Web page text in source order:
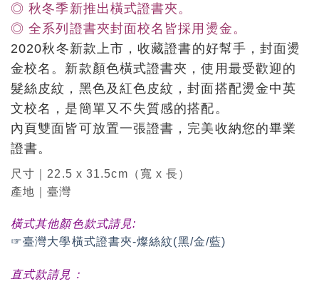
◎ 秋冬季新推出橫式證書夾。
◎ 全系列證書夾封面校名皆採用燙金。
2020秋冬新款上市，收藏證書的好幫手，封面燙
金校名。新款顏色橫式證書夾，使用最受歡迎的
髮絲皮紋，黑色及紅色皮紋，封面搭配燙金中英
文校名，是簡單又不失質感的搭配。
內頁雙面皆可放置一張證書，完美收納您的畢業
證書。
尺寸｜22.5 x 31.5cm（寬 x 長）
產地｜臺灣
橫式其他顏色款式請見:
☞臺灣大學橫式證書夾-燦絲紋(黑/金/藍)
直式款請見：